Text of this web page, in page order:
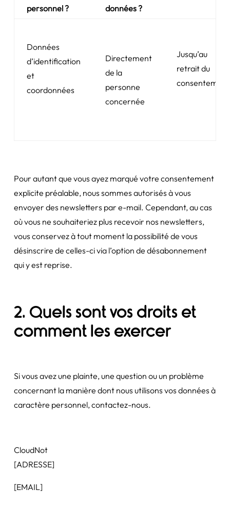
personnel ?
données ?
Données
d’identification
et
coordonnées
Directement
de la
personne
concernée
Jusqu’au
retrait du
consentement
Pour autant que vous ayez marqué votre consentement
explicite préalable, nous sommes autorisés à vous
envoyer des newsletters par e-mail. Cependant, au cas
où vous ne souhaiteriez plus recevoir nos newsletters,
vous conservez à tout moment la possibilité de vous
désinscrire de celles-ci via l’option de désabonnement
qui y est reprise.
2. Quels sont vos droits et
comment les exercer
Si vous avez une plainte, une question ou un problème
concernant la manière dont nous utilisons vos données à
caractère personnel, contactez-nous.
CloudNot
[ADRESSE]
[EMAIL]